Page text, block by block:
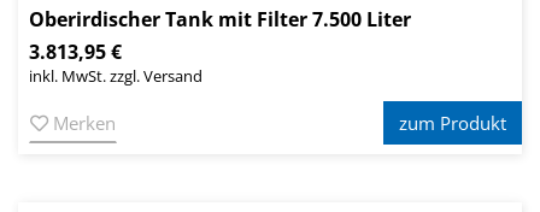
Oberirdischer Tank mit Filter 7.500 Liter
3.813,95 €
inkl. MwSt. zzgl. Versand
Merken zum Produkt